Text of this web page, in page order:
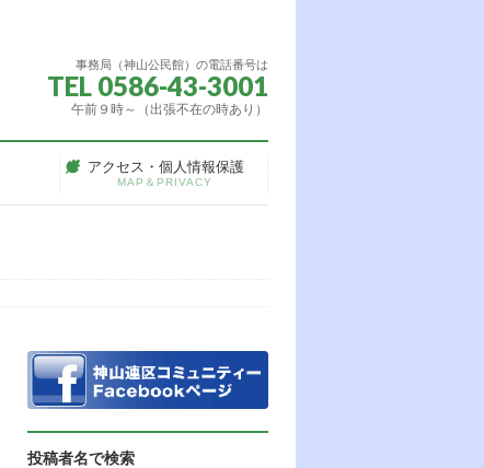
事務局（神山公民館）の電話番号は
TEL 0586-43-3001
午前９時～（出張不在の時あり）
アクセス・個人情報保護
MAP＆PRIVACY
投稿者名で検索